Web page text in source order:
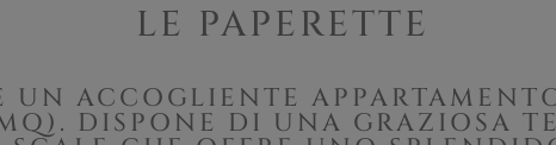
LE PAPERETTE
UN ACCOGLIENTE
DISPONE DI UNA GRAZIOSA